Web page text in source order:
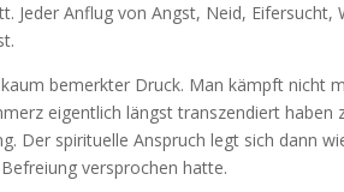
Jeder Anflug von Angst, Neid,
bemerkter Druck. Man kämpft nicht
eigentlich längst transzendiert
Der spirituelle Anspruch legt sich dann
versprochen hatte.